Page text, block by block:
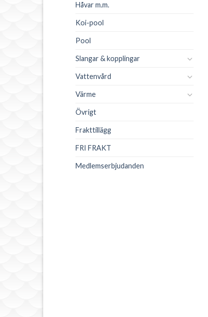
Håvar m.m.
Koi-pool
Pool
Slangar & kopplingar
Vattenvård
Värme
Övrigt
Frakttillägg
FRI FRAKT
Medlemserbjudanden